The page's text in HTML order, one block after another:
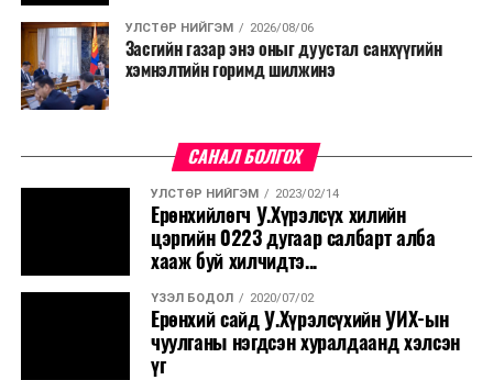
УЛСТӨР НИЙГЭМ 2026/08/06
Засгийн газар энэ оныг дуустал санхүүгийн
хэмнэлтийн горимд шилжинэ
САНАЛ БОЛГОХ
УЛСТӨР НИЙГЭМ 2023/02/14
Ерөнхийлөгч У.Хүрэлсүх хилийн
цэргийн 0223 дугаар салбарт алба
хааж буй хилчидтэ...
ҮЗЭЛ БОДОЛ 2020/07/02
Ерөнхий сайд У.Хүрэлсүхийн УИХ-ын
чуулганы нэгдсэн хуралдаанд хэлсэн
үг